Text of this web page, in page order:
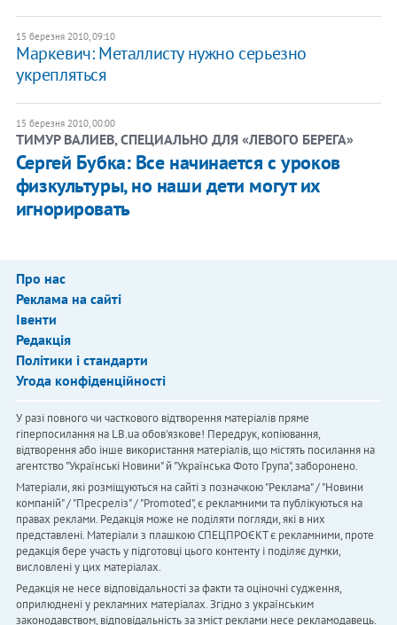
15 березня 2010, 09:10
Маркевич: Металлисту нужно серьезно
укрепляться
15 березня 2010, 00:00
ТИМУР ВАЛИЕВ, СПЕЦИАЛЬНО ДЛЯ «ЛЕВОГО БЕРЕГА»
Сергей Бубка: Все начинается с уроков
физкультуры, но наши дети могут их
игнорировать
Про нас
Реклама на сайті
Івенти
Редакція
Політики і стандарти
Угода конфіденційності
У разі повного чи часткового відтворення матеріалів пряме
гіперпосилання на LB.ua обов'язкове! Передрук, копіювання,
відтворення або інше використання матеріалів, що містять посилання на
агентство "Українськi Новини" й "Українська Фото Група", заборонено.
Матеріали, які розміщуються на сайті з позначкою "Реклама" / "Новини
компаній" / "Пресреліз" / "Promoted", є рекламними та публікуються на
правах реклами. Редакція може не поділяти погляди, які в них
представлені. Матеріали з плашкою СПЕЦПРОЄКТ є рекламними, проте
редакція бере участь у підготовці цього контенту і поділяє думки,
висловлені у цих матеріалах.
Редакція не несе відповідальності за факти та оціночні судження,
оприлюднені у рекламних матеріалах. Згідно з українським
законодавством, відповідальність за зміст реклами несе рекламодавець.